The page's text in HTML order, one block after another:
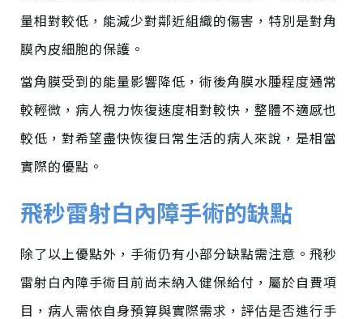
量相對較低，能減少對鄰近組織的傷害，特別是對角
膜內皮細胞的保護。
當角膜受到的能量影響降低，術後角膜水腫程度通常
較輕微，病人視力恢復速度相對較快，整體不適感也
較低，對希望盡快恢復日常生活的病人來說，是相當
實際的優點。
飛秒雷射白內障手術的缺點
除了以上優點外，手術仍有小部分缺點需注意。 飛秒
雷射白內障手術目前尚未納入健保給付，屬於自費項
目 ， 病人需依自身預算與實際需求，評估是否進行手